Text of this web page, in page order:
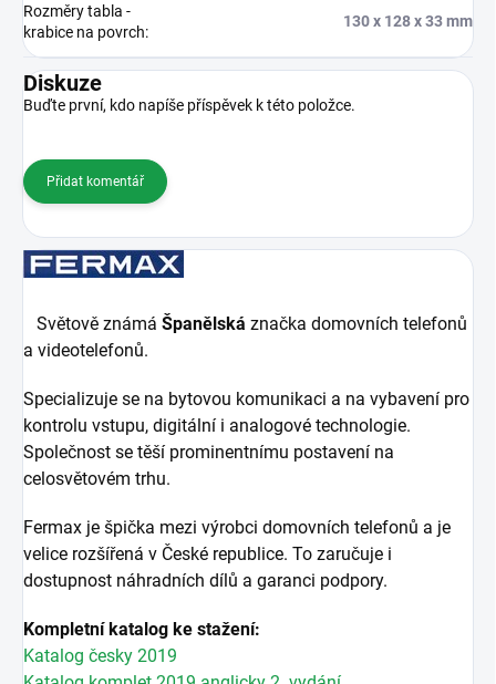
Rozměry tabla -
krabice na povrch:
130 x 128 x 33 mm
Diskuze
Buďte první, kdo napíše příspěvek k této položce.
Přidat komentář
Světově známá Španělská značka domovních telefonů
a videotelefonů.
Specializuje se na bytovou komunikaci a na vybavení pro
kontrolu vstupu, digitální i analogové technologie.
Společnost se těší prominentnímu postavení na
celosvětovém trhu.
Fermax je špička mezi výrobci domovních telefonů a je
velice rozšířená v České republice. To zaručuje i
dostupnost náhradních dílů a garanci podpory.
Kompletní katalog ke stažení:
Katalog česky 2019